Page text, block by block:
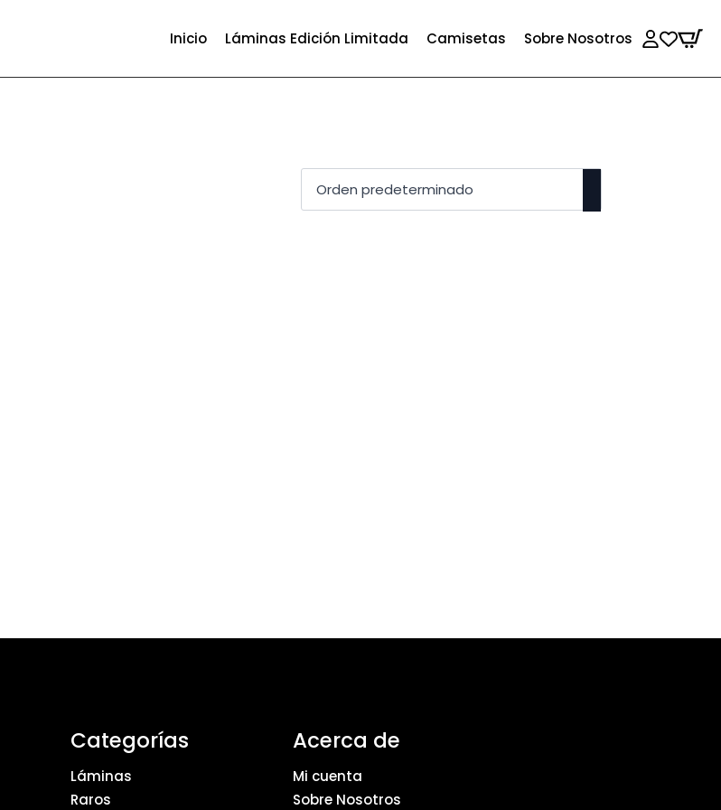
Inicio Láminas Edición Limitada Camisetas Sobre Nosotros
Categorías
Láminas
Raros
Acerca de
Mi cuenta
Sobre Nosotros